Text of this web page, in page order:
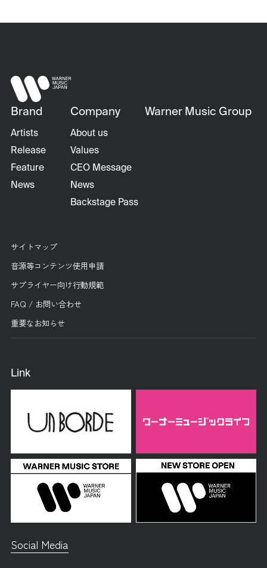
Brand
Artists
Release
Feature
News
Company
About us
Values
CEO Message
News
Backstage Pass
Warner Music Group
サイトマップ
音源等コンテンツ使用申請
サプライヤー向け行動規範
FAQ / お問い合わせ
重要なお知らせ
Link
Social Media